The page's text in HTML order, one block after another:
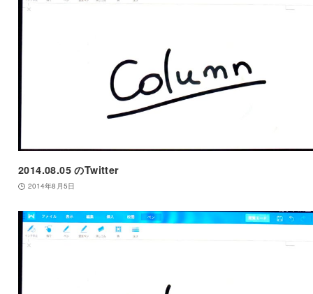
2014.08.05 のTwitter
2014年8月5日